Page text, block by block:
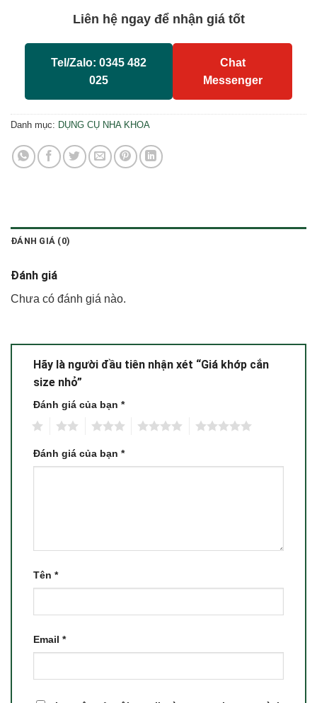
Liên hệ ngay để nhận giá tốt
Tel/Zalo: 0345 482
025
Chat
Messenger
Danh mục: DỤNG CỤ NHA KHOA
ĐÁNH GIÁ (0)
Đánh giá
Chưa có đánh giá nào.
Hãy là người đầu tiên nhận xét “Giá khớp cắn
size nhỏ”
Đánh giá của bạn *
Đánh giá của bạn *
Tên *
Email *